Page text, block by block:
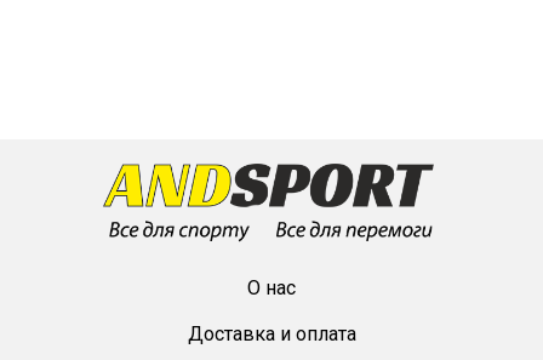
О нас
Доставка и оплата